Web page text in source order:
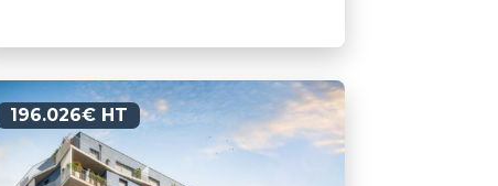
196.026€ HT